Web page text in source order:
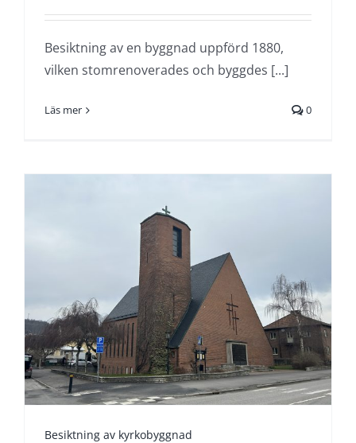
Besiktning av en byggnad uppförd 1880,
vilken stomrenoverades och byggdes [...]
Läs mer 0
Besiktning av kyrkobyggnad